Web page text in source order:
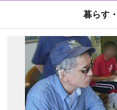
暮らす